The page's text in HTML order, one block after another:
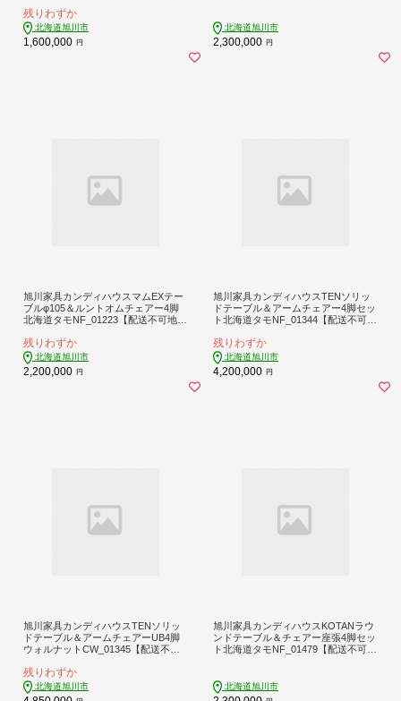
残りわずか
北海道旭川市
1,600,000 円
北海道旭川市
2,300,000 円
旭川家具カンディハウスマムEXテー
ブルφ105＆ルントオムチェアー4脚
北海道タモNF_01223【配送不可地
残りわずか
北海道旭川市
2,200,000 円
旭川家具カンディハウスTENソリッ
ドテーブル＆アームチェアー4脚セッ
ト北海道タモNF_01344【配送不可地
残りわずか
北海道旭川市
4,200,000 円
旭川家具カンディハウスTENソリッ
ドテーブル＆アームチェアーUB4脚
ウォルナットCW_01345【配送不可
残りわずか
北海道旭川市
旭川家具カンディハウスKOTANラウ
ンドテーブル＆チェアー座張4脚セッ
ト北海道タモNF_01479【配送不可地
北海道旭川市